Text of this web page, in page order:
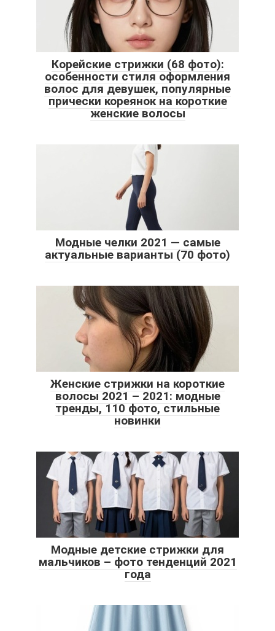
Корейские стрижки (68 фото):
особенности стиля оформления
волос для девушек, популярные
прически кореянок на короткие
женские волосы
Модные челки 2021 — самые
актуальные варианты (70 фото)
Женские стрижки на короткие
волосы 2021 – 2021: модные
тренды, 110 фото, стильные
новинки
Модные детские стрижки для
мальчиков – фото тенденций 2021
года